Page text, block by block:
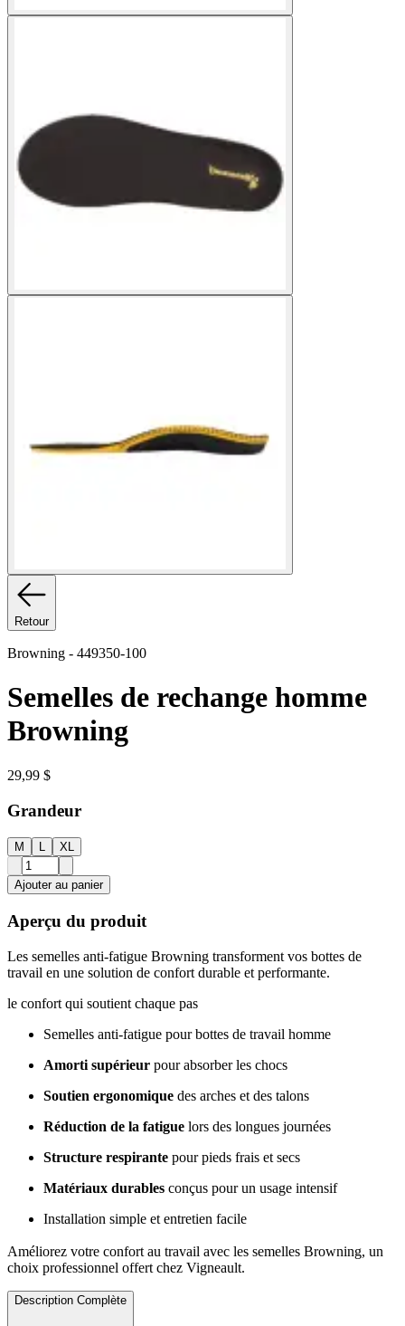
Retour
Browning - 449350-100
Semelles de rechange homme
Browning
29,99 $
Grandeur
M L XL
Ajouter au panier
Aperçu du produit
Les semelles anti-fatigue Browning transforment vos bottes de
travail en une solution de confort durable et performante.
le confort qui soutient chaque pas
Semelles anti-fatigue pour bottes de travail homme
Amorti supérieur pour absorber les chocs
Soutien ergonomique des arches et des talons
Réduction de la fatigue lors des longues journées
Structure respirante pour pieds frais et secs
Matériaux durables conçus pour un usage intensif
Installation simple et entretien facile
Améliorez votre confort au travail avec les semelles Browning, un
choix professionnel offert chez Vigneault.
Description Complète